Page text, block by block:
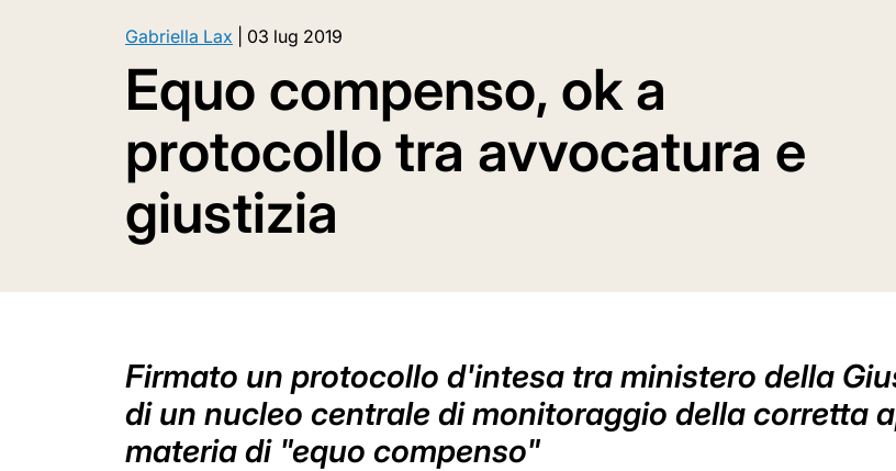
Gabriella Lax 03 lug 2019
Equo compenso, ok a
protocollo tra avvocatura e
giustizia
Firmato un protocollo d'intesa tra ministero della
di un nucleo centrale di monitoraggio della corretta
materia di "equo compenso"